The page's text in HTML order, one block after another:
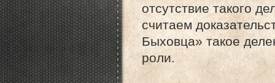
отсутствие такого
считаем
Быховца» такое
роли.